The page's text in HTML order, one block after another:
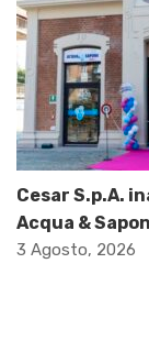
Cesar S.p.A.
Acqua &
3 Agosto, 2026